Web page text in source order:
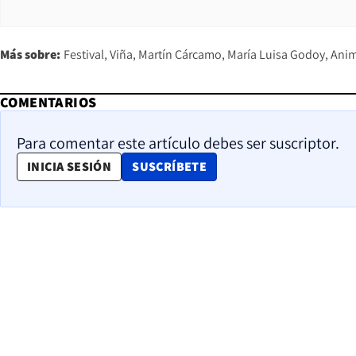
Más sobre: Festival Viña Martín Cárcamo María Luisa Godoy
COMENTARIOS
Para comentar este artículo debes ser suscriptor.
INICIA SESIÓN SUSCRÍBETE
OPENS IN NEW WINDOW